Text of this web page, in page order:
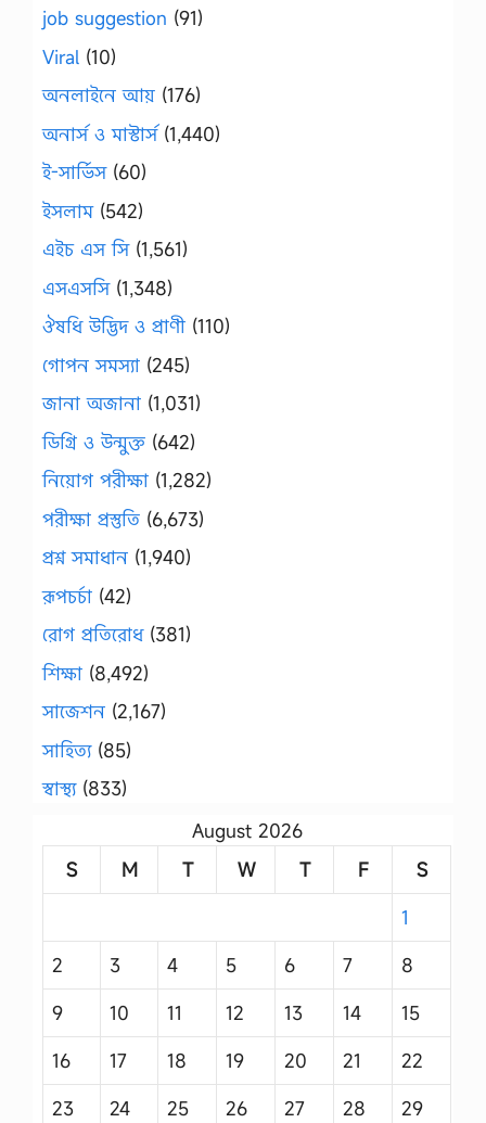
job suggestion (91)
Viral (10)
অনলাইনে আয় (176)
অনার্স ও মাস্টার্স(1,440)
ই-সার্ভিস(60)
ইসলাম(542)
এইচ এস সি(1,561)
এসএসসি(1,348)
ঔষধি উদ্ভিদ ও প্রাণী (110)
গোপন সমস্যা (245)
জানা অজানা (1,031)
ডিগ্রি ও উন্মুক্ত (642)
নিয়োগ পরীক্ষা (1,282)
পরীক্ষা প্রস্তুতি (6,673)
প্রশ্ন সমাধান (1,940)
রূপচর্চা (42)
রোগ প্রতিরোধ(381)
শিক্ষা (8,492)
সাজেশন (2,167)
সাহিত্য(85)
স্বাস্থ্য(833)
August 2026
S
M T W T F
S
1
2
3 4 5 6 7
8
9
10 11 12 13 14
15
16
17 18 19 20 21
22
23
24 25 26 27 28 29